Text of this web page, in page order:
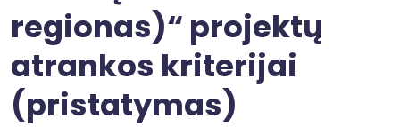
regionas)“ projektų
atrankos kriterijai
(pristatymas)